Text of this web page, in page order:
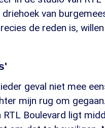
van
de reden is,
geval niet mee
mijn rug om
Boulevard ligt